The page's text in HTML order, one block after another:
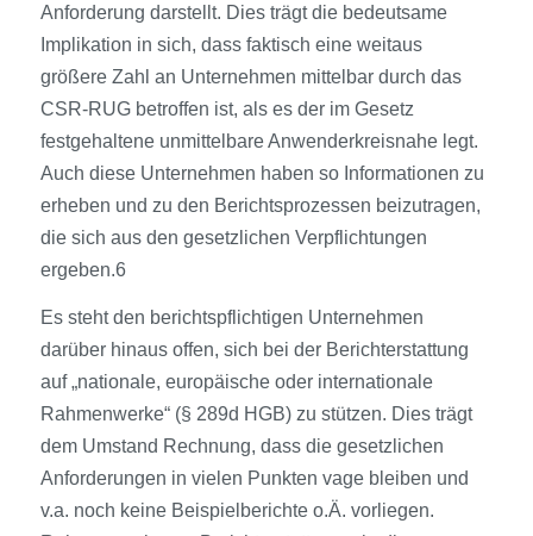
Anforderung darstellt. Dies trägt die bedeutsame
Implikation in sich, dass faktisch eine weitaus
größere Zahl an Unternehmen mittelbar durch das
CSR-RUG betroffen ist, als es der im Gesetz
festgehaltene unmittelbare Anwenderkreisnahe legt.
Auch diese Unternehmen haben so Informationen zu
erheben und zu den Berichtsprozessen beizutragen,
die sich aus den gesetzlichen Verpflichtungen
ergeben.6
Es steht den berichtspflichtigen Unternehmen
darüber hinaus offen, sich bei der Berichterstattung
auf „nationale, europäische oder internationale
Rahmenwerke“ (§ 289d HGB) zu stützen. Dies trägt
dem Umstand Rechnung, dass die gesetzlichen
Anforderungen in vielen Punkten vage bleiben und
v.a. noch keine Beispielberichte o.Ä. vorliegen.